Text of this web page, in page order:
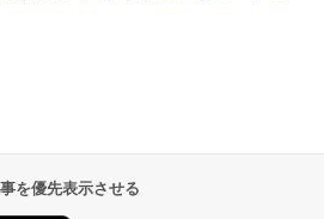
を優先表示させる